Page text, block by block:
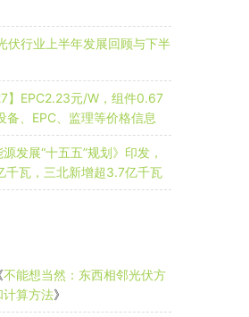
伏行业上半年发展回顾与下半
】EPC2.23元/W，组件0.67
备、EPC、监理等价格信息
发展“十五五”规划》印发，
千瓦，三北新增超3.7亿千瓦
不能想当然：东西相邻光伏方
计算方法》